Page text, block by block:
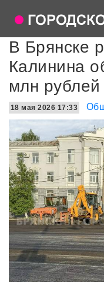
В Брянске
Калинина
млн рублей
18 мая 2026 17:33